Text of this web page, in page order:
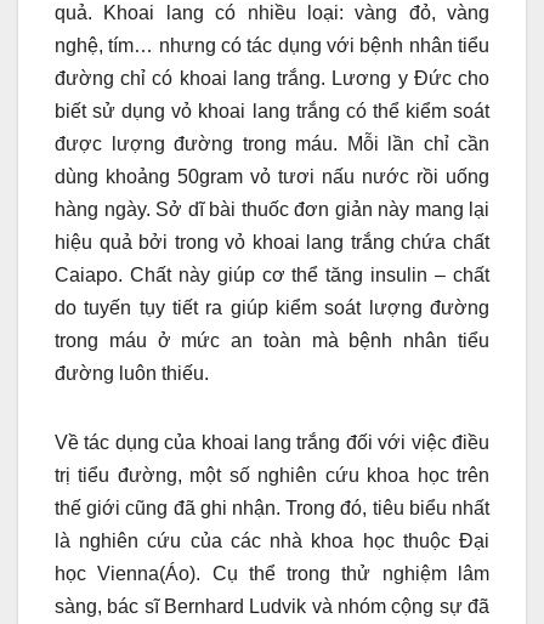
quả. Khoai lang có nhiều loại: vàng đỏ, vàng
nghệ, tím… nhưng có tác dụng với bệnh nhân tiểu
đường chỉ có khoai lang trắng. Lương y Đức cho
biết sử dụng vỏ khoai lang trắng có thể kiểm soát
được lượng đường trong máu. Mỗi lần chỉ cần
dùng khoảng 50gram vỏ tươi nấu nước rồi uống
hàng ngày. Sở dĩ bài thuốc đơn giản này mang lại
hiệu quả bởi trong vỏ khoai lang trắng chứa chất
Caiapo. Chất này giúp cơ thể tăng insulin – chất
do tuyến tụy tiết ra giúp kiểm soát lượng đường
trong máu ở mức an toàn mà bệnh nhân tiểu
đường luôn thiếu.
Về tác dụng của khoai lang trắng đối với việc điều
trị tiểu đường, một số nghiên cứu khoa học trên
thế giới cũng đã ghi nhận. Trong đó, tiêu biểu nhất
là nghiên cứu của các nhà khoa học thuộc Đại
học Vienna(Áo). Cụ thể trong thử nghiệm lâm
sàng, bác sĩ Bernhard Ludvik và nhóm cộng sự đã